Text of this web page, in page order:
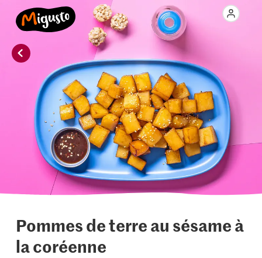
Pommes de terre au sésame à
la coréenne